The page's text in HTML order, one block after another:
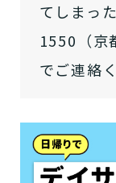
てしまっ
1550（京
でご連絡
用途やご
「どのサ
い!」とい
要介護
けてい
を使い
老人ホ
現在、
介護な
介護ス
たいで
介護施
認知症
または
日帰り
一時的
要支援
か？
要介護